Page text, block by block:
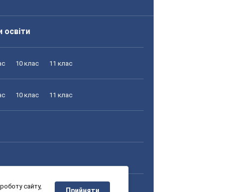
освіти
10 клас 11 клас
10 клас 11 клас
10 клас 11 клас
сайту,